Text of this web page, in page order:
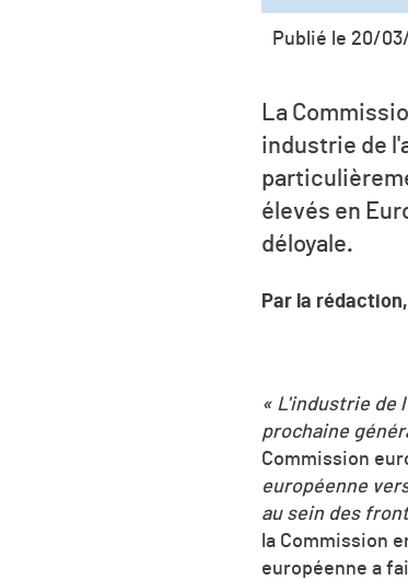
Publié le 20/
La
industrie de
élevés en
déloyale.
Par la
« L'industrie de
prochaine
Commission
européenne
au sein des
la Commission
européenne a